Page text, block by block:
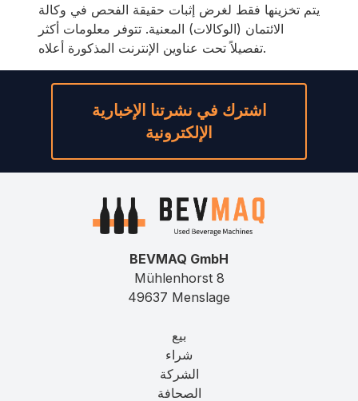
يتم تخزينها فقط لغرض إثبات حقيقة الفحص في وكالة
الائتمان (الوكالات) المعنية. تتوفر معلومات أكثر
تفصيلاً تحت عناوين الإنترنت المذكورة أعلاه.
اشترك في نشرتنا الإخبارية
الإلكترونية
BEVMAQ GmbH
Mühlenhorst 8
49637 Menslage
بيع
شراء
الشركة
الصحافة